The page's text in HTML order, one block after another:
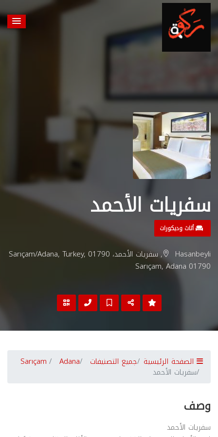
سفريات الأحمد
أثاث وديكورات
Hasanbeyli, سفريات الأحمد، 01790 Sarıçam/Adana, Turkey,
Sarıçam, Adana 01790
الصفحة الرئيسية جميع التصنيفات Adana
Sarıçam
سفريات الأحمد
وصف
سفريات الأحمد